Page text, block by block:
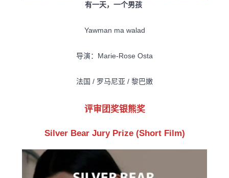
有一天，一个男孩
Yawman ma walad
导演：Marie-Rose Osta
法国 / 罗马尼亚 / 黎巴嫩
评审团奖银熊奖
Silver Bear Jury Prize (Short Film)